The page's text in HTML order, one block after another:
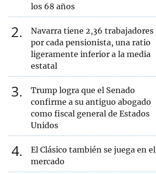
los 68 años
2
Navarra tiene 2,36 trabajadores
por cada pensionista, una ratio
ligeramente inferior a la media
estatal
3
Trump logra que el Senado
confirme a su antiguo abogado
como fiscal general de Estados
Unidos
4
El Clásico también se juega en el
mercado